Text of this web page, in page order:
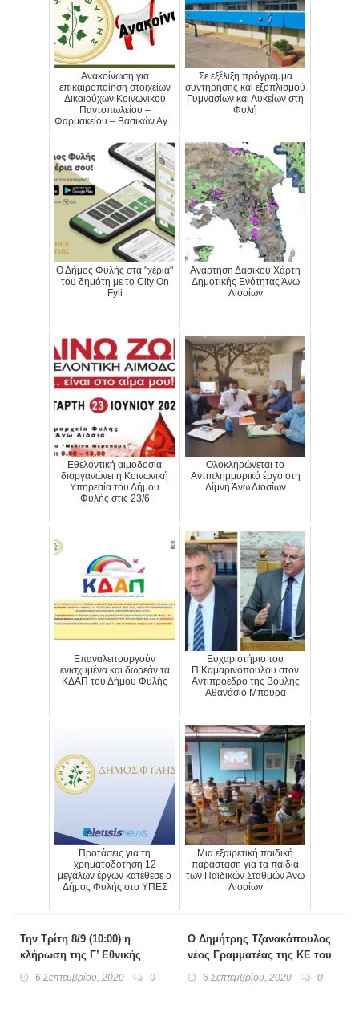
Ανακοίνωση για
επικαιροποίηση στοιχείων
Δικαιούχων Κοινωνικού
Παντοπωλείου –
Φαρμακείου – Βασικών Αγ...
Σε εξέλιξη πρόγραμμα
συντήρησης και εξοπλισμού
Γυμνασίων και Λυκείων στη
Φυλή
Ο Δήμος Φυλής στα "χέρια"
του δημότη με το City On
Fyli
Ανάρτηση Δασικού Χάρτη
Δημοτικής Ενότητας Άνω
Λιοσίων
Εθελοντική αιμοδοσία
διοργανώνει η Κοινωνική
Υπηρεσία του Δήμου
Φυλής στις 23/6
Ολοκληρώνεται το
Αντιπλημμυρικό έργο στη
Λίμνη Άνω Λιοσίων
Επαναλειτουργούν
ενισχυμένα και δωρεάν τα
ΚΔΑΠ του Δήμου Φυλής
Ευχαριστήριο του
Π.Καμαρινόπουλου στον
Αντιπρόεδρο της Βουλής
Αθανάσιο Μπούρα
Προτάσεις για τη
χρηματοδότηση 12
μεγάλων έργων κατέθεσε ο
Δήμος Φυλής στο ΥΠΕΣ
Μια εξαιρετική παιδική
παράσταση για τα παιδιά
των Παιδικών Σταθμών Άνω
Λιοσίων
Την Τρίτη 8/9 (10:00) η
κλήρωση της Γ’ Εθνικής
6 Σεπτεμβρίου, 2020 0
Ο Δημήτρης Τζανακόπουλος
νέος Γραμματέας της ΚΕ του
6 Σεπτεμβρίου, 2020 0